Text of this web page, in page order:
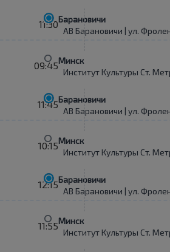
11:30Барановичи
АВ Барановичи | ул.
09:45Минск
Институт Культуры Ст.
11:45Барановичи
АВ Барановичи | ул.
10:15Минск
Институт Культуры Ст.
12:15Барановичи
АВ Барановичи | ул.
11:55Минск
Институт Культуры Ст.